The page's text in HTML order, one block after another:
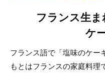
フランス生
ケ
フランス語で「塩味のケー
もとはフランスの家庭料理